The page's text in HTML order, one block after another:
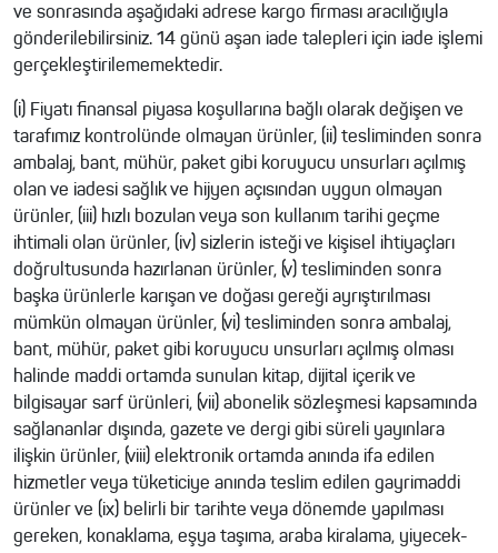
ve sonrasında aşağıdaki adrese kargo firması aracılığıyla
gönderilebilirsiniz. 14 günü aşan iade talepleri için iade işlemi
gerçekleştirilememektedir.
(i) Fiyatı finansal piyasa koşullarına bağlı olarak değişen ve
tarafımız kontrolünde olmayan ürünler, (ii) tesliminden sonra
ambalaj, bant, mühür, paket gibi koruyucu unsurları açılmış
olan ve iadesi sağlık ve hijyen açısından uygun olmayan
ürünler, (iii) hızlı bozulan veya son kullanım tarihi geçme
ihtimali olan ürünler, (iv) sizlerin isteği ve kişisel ihtiyaçları
doğrultusunda hazırlanan ürünler, (v) tesliminden sonra
başka ürünlerle karışan ve doğası gereği ayrıştırılması
mümkün olmayan ürünler, (vi) tesliminden sonra ambalaj,
bant, mühür, paket gibi koruyucu unsurları açılmış olması
halinde maddi ortamda sunulan kitap, dijital içerik ve
bilgisayar sarf ürünleri, (vii) abonelik sözleşmesi kapsamında
sağlananlar dışında, gazete ve dergi gibi süreli yayınlara
ilişkin ürünler, (viii) elektronik ortamda anında ifa edilen
hizmetler veya tüketiciye anında teslim edilen gayrimaddi
ürünler ve (ix) belirli bir tarihte veya dönemde yapılması
gereken, konaklama, eşya taşıma, araba kiralama, yiyecek-